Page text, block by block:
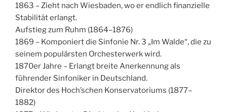
1863 – Zieht nach Wiesbaden, wo er endlich finanzielle
Stabilität erlangt.
Aufstieg zum Ruhm (1864–1876)
1869 – Komponiert die Sinfonie Nr. 3 „Im Walde“, die zu
seinem populärsten Orchesterwerk wird.
1870er Jahre – Erlangt breite Anerkennung als
führender Sinfoniker in Deutschland.
Direktor des Hoch’schen Konservatoriums (1877–
1882)